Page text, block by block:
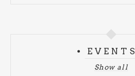
EVENTS
Show all